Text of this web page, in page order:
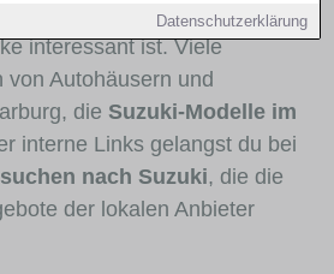
Datenschutzerklärung
sind und für welche
interessant ist. Viele
von Autohäusern und
die Suzuki-Modelle im
interne Links gelangst du bei
nach Suzuki, die die
der lokalen Anbieter